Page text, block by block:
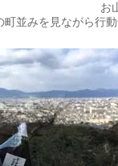
お
並みを見ながら行動